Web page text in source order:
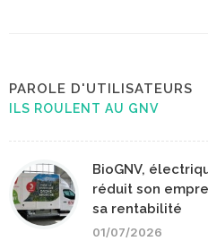
PAROLE D'UTILISATEURS
ILS ROULENT AU GNV
BioGNV,
réduit son
sa rentabilité
01/07/2026